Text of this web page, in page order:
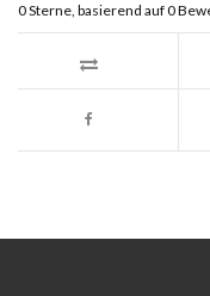
0Sterne, basierend auf0